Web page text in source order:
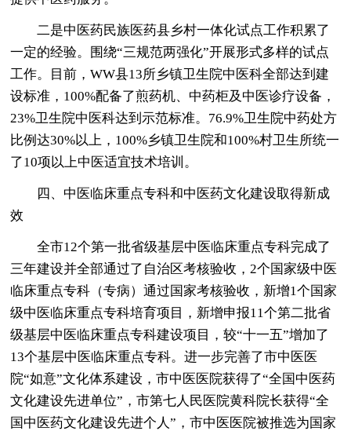
二是中医药民族医药县乡村一体化试点工作积累了
一定的经验。围绕“三规范两强化”开展形式多样的试点
工作。目前，WW县13所乡镇卫生院中医科全部达到建
设标准，100%配备了煎药机、中药柜及中医诊疗设备，
23%卫生院中医科达到示范标准。76.9%卫生院中药处方
比例达30%以上，100%乡镇卫生院和100%村卫生所统一
了10项以上中医适宜技术培训。
四、中医临床重点专科和中医药文化建设取得新成
效
全市12个第一批省级基层中医临床重点专科完成了
三年建设并全部通过了自治区考核验收，2个国家级中医
临床重点专科（专病）通过国家考核验收，新增1个国家
级中医临床重点专科培育项目，新增申报11个第二批省
级基层中医临床重点专科建设项目，较“十一五”增加了
13个基层中医临床重点专科。进一步完善了市中医医
院“如意”文化体系建设，市中医医院获得了“全国中医药
文化建设先进单位”，市第七人民医院黄科院长获得“全
国中医药文化建设先进个人”，市中医医院被推选为国家